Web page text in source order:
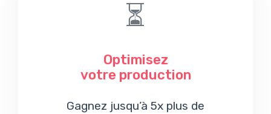
⏳
Optimisez
votre production
Gagnez jusqu’à 5x plus de